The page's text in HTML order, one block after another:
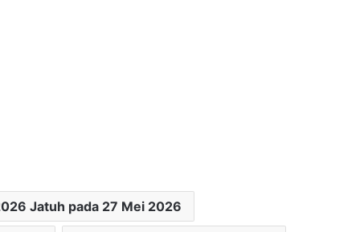
Jatuh pada 27 Mei 2026